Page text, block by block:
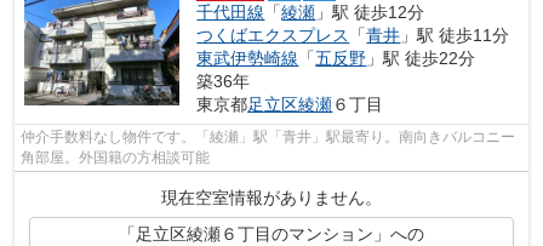
千代田線 「綾瀬 」駅 徒歩12分
つくばエクスプレス
「青井 」駅 徒歩11分
東武伊勢崎線 「五反野 」駅 徒歩22分
築36年
東京都足立区綾瀬６丁目
仲介手数料なし物件です。「綾瀬」駅「青井」駅最寄り。南向きバルコニー
角部屋。外国籍の方相談可能
現在空室情報がありません。
「足立区綾瀬６丁目のマンション」への